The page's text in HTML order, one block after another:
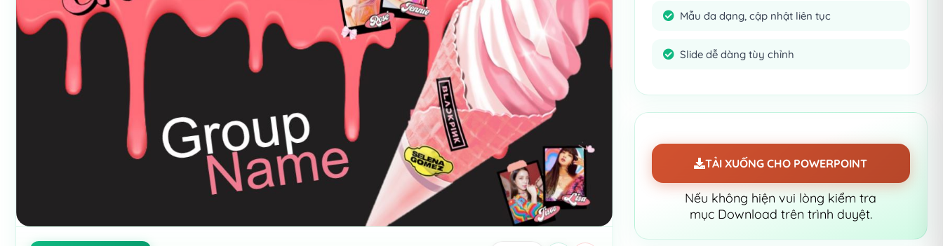
Mẫu đa dạng, cập nhật liên tục
Slide dễ dàng tùy chỉnh
TẢI XUỐNG CHO POWERPOINT
Nếu không hiện vui lòng kiểm tra
mục Download trên trình duyệt.